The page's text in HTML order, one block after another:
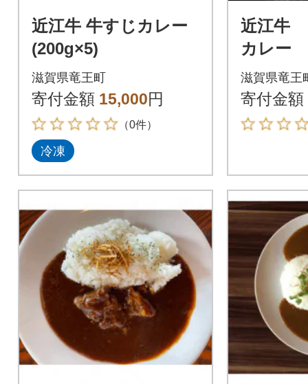
近江牛 牛すじカレー
(200g×5)
滋賀県竜王町
寄付金額 15,000円
（0件）
冷凍
近江牛
カレー
ット
滋賀県竜王
寄付金額